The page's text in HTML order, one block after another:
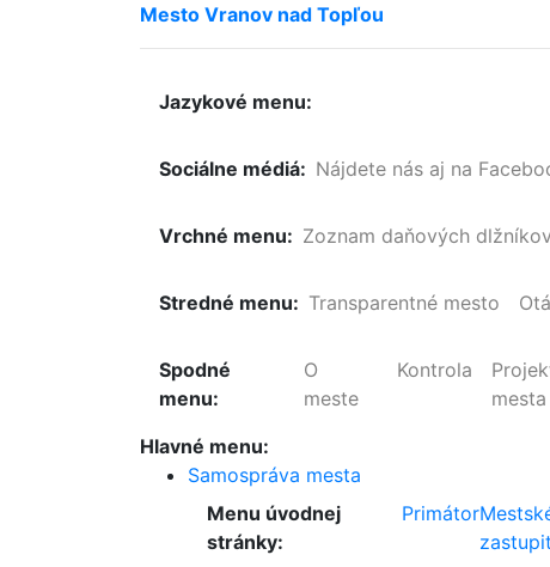
Mesto Vranov nad Topľou
Jazykové menu:
Sociálne médiá: Nájdete nás aj na
Vrchné menu: Zoznam daňových dlžníkov
Stredné menu: Transparentné mesto
Spodné
menu:
O
meste
Kontrola
mesta
Hlavné menu:
Samospráva mesta
Menu úvodnej
stránky:
Primátor